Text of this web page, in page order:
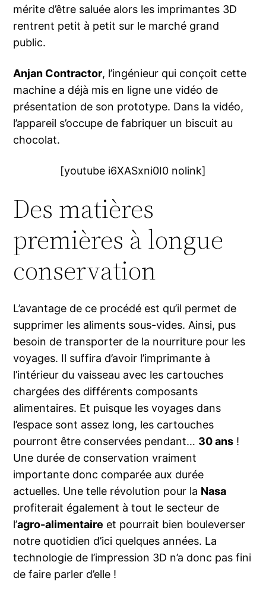
mérite d’être saluée alors les imprimantes 3D
rentrent petit à petit sur le marché grand
public.
Anjan Contractor, l’ingénieur qui conçoit cette
machine a déjà mis en ligne une vidéo de
présentation de son prototype. Dans la vidéo,
l’appareil s’occupe de fabriquer un biscuit au
chocolat.
[youtube i6XASxni0I0 nolink]
Des matières
premières à longue
conservation
L’avantage de ce procédé est qu’il permet de
supprimer les aliments sous-vides. Ainsi, pus
besoin de transporter de la nourriture pour les
voyages. Il suffira d’avoir l’imprimante à
l’intérieur du vaisseau avec les cartouches
chargées des différents composants
alimentaires. Et puisque les voyages dans
l’espace sont assez long, les cartouches
pourront être conservées pendant… 30 ans !
Une durée de conservation vraiment
importante donc comparée aux durée
actuelles. Une telle révolution pour la Nasa
profiterait également à tout le secteur de
l’agro-alimentaire et pourrait bien bouleverser
notre quotidien d’ici quelques années. La
technologie de l’impression 3D n’a donc pas fini
de faire parler d’elle !